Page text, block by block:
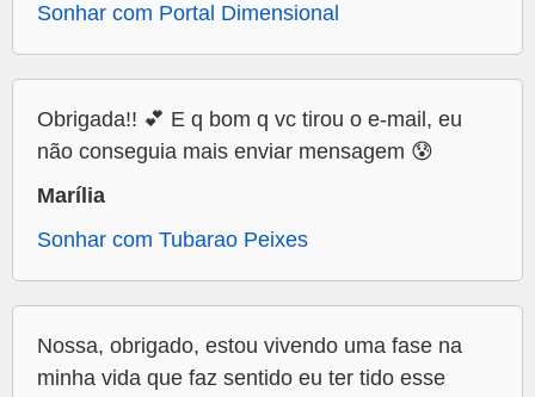
Sonhar com Portal Dimensional
Obrigada!! 💕 E q bom q vc tirou o e-mail, eu
não conseguia mais enviar mensagem 😰
Marília
Sonhar com Tubarao Peixes
Nossa, obrigado, estou vivendo uma fase na
minha vida que faz sentido eu ter tido esse